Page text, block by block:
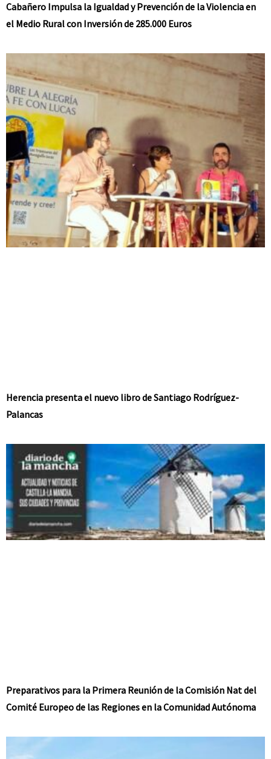
Cabañero Impulsa la Igualdad y Prevención de la Violencia en
el Medio Rural con Inversión de 285.000 Euros
Herencia presenta el nuevo libro de Santiago Rodríguez-
Palancas
Preparativos para la Primera Reunión de la Comisión Nat del
Comité Europeo de las Regiones en la Comunidad Autónoma